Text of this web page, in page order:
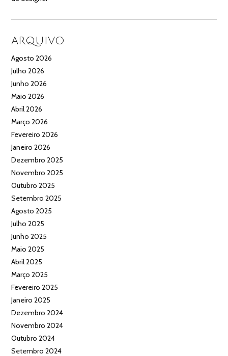
ARQUIVO
Agosto 2026
Julho 2026
Junho 2026
Maio 2026
Abril 2026
Março 2026
Fevereiro 2026
Janeiro 2026
Dezembro 2025
Novembro 2025
Outubro 2025
Setembro 2025
Agosto 2025
Julho 2025
Junho 2025
Maio 2025
Abril 2025
Março 2025
Fevereiro 2025
Janeiro 2025
Dezembro 2024
Novembro 2024
Outubro 2024
Setembro 2024